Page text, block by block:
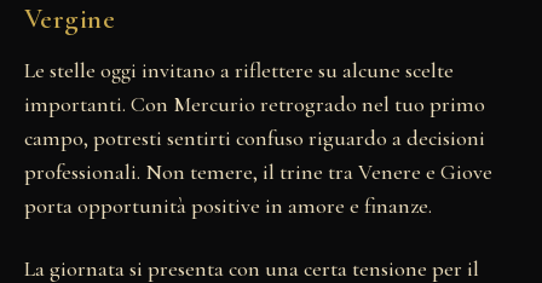
Vergine
Le stelle oggi invitano a riflettere su alcune scelte
importanti. Con Mercurio retrogrado nel tuo primo
campo, potresti sentirti confuso riguardo a decisioni
professionali. Non temere, il trine tra Venere e Giove
porta opportunità positive in amore e finanze.
La giornata si presenta con una certa tensione per il